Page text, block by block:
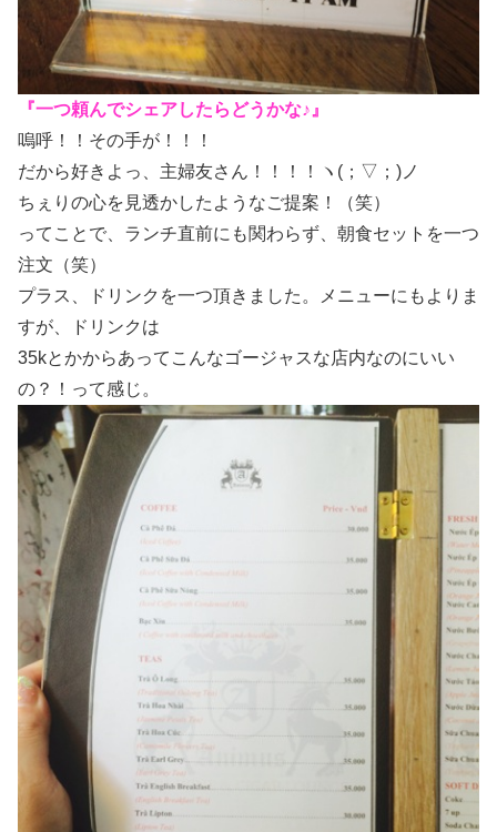
『一つ頼んでシェアしたらどうかな♪』
嗚呼！！その手が！！！
だから好きよっ、主婦友さん！！！！ヽ(；▽；)ノ
ちぇりの心を見透かしたようなご提案！（笑）
ってことで、ランチ直前にも関わらず、朝食セットを一つ
注文（笑）
プラス、ドリンクを一つ頂きました。メニューにもよりま
すが、ドリンクは
35kとかからあってこんなゴージャスな店内なのにいい
の？！って感じ。